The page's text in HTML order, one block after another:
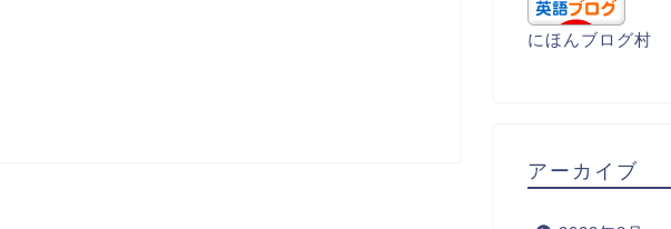
にほんブログ村
アーカイブ